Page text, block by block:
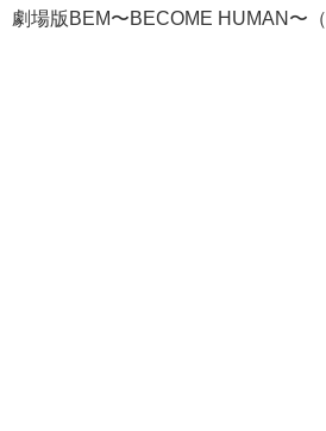
劇場版BEM〜BECOME HUMAN〜（